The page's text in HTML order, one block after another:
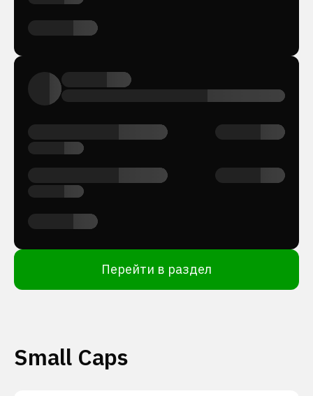
Перейти в раздел
Small Caps